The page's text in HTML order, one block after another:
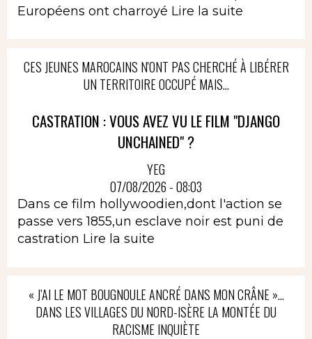
Européens ont charroyé Lire la suite
CES JEUNES MAROCAINS N'ONT PAS CHERCHÉ À LIBÉRER
UN TERRITOIRE OCCUPÉ MAIS...
CASTRATION : VOUS AVEZ VU LE FILM "DJANGO
UNCHAINED" ?
YEG
07/08/2026 - 08:03
Dans ce film hollywoodien,dont l'action se
passe vers 1855,un esclave noir est puni de
castration Lire la suite
« J’AI LE MOT BOUGNOULE ANCRÉ DANS MON CRÂNE »…
DANS LES VILLAGES DU NORD-ISÈRE LA MONTÉE DU
RACISME INQUIÈTE